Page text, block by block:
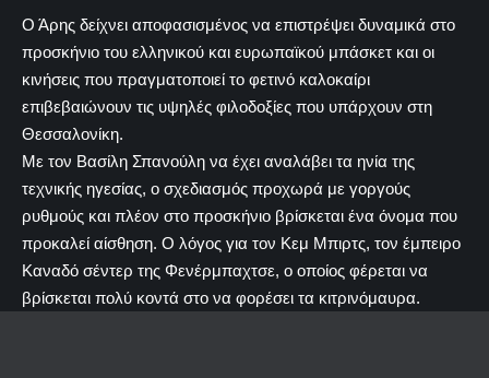
Ο Άρης δείχνει αποφασισμένος να επιστρέψει δυναμικά στο
προσκήνιο του ελληνικού και ευρωπαϊκού μπάσκετ και οι
κινήσεις που πραγματοποιεί το φετινό καλοκαίρι
επιβεβαιώνουν τις υψηλές φιλοδοξίες που υπάρχουν στη
Θεσσαλονίκη.
Με τον Βασίλη Σπανούλη να έχει αναλάβει τα ηνία της
τεχνικής ηγεσίας, ο σχεδιασμός προχωρά με γοργούς
ρυθμούς και πλέον στο προσκήνιο βρίσκεται ένα όνομα που
προκαλεί αίσθηση. Ο λόγος για τον Κεμ Μπιρτς, τον έμπειρο
Καναδό σέντερ της Φενέρμπαχτσε, ο οποίος φέρεται να
βρίσκεται πολύ κοντά στο να φορέσει τα κιτρινόμαυρα.